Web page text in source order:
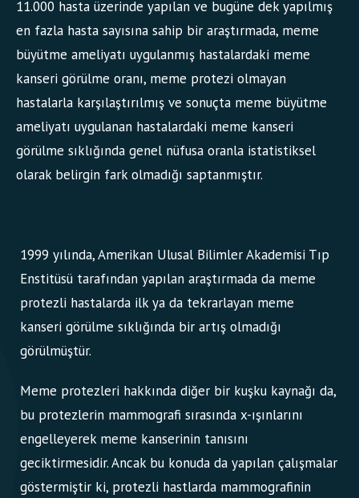
11.000 hasta üzerinde yapılan ve bugüne dek yapılmış
en fazla hasta sayısına sahip bir araştırmada, meme
büyütme ameliyatı uygulanmış hastalardaki meme
kanseri görülme oranı, meme protezi olmayan
hastalarla karşılaştırılmış ve sonuçta meme büyütme
ameliyatı uygulanan hastalardaki meme kanseri
görülme sıklığında genel nüfusa oranla istatistiksel
olarak belirgin fark olmadığı saptanmıştır.
1999 yılında, Amerikan Ulusal Bilimler Akademisi Tıp
Enstitüsü tarafından yapılan araştırmada da meme
protezli hastalarda ilk ya da tekrarlayan meme
kanseri görülme sıklığında bir artış olmadığı
görülmüştür.
Meme protezleri hakkında diğer bir kuşku kaynağı da,
bu protezlerin mammografi sırasında x-ışınlarını
engelleyerek meme kanserinin tanısını
geciktirmesidir. Ancak bu konuda da yapılan çalışmalar
göstermiştir ki, protezli hastlarda mammografinin